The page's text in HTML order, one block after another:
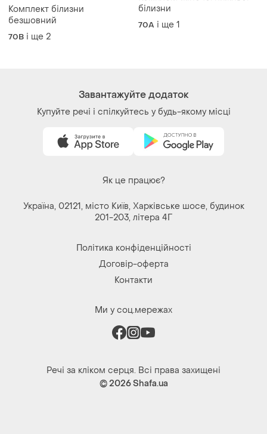
Завантажуйте додаток
Купуйте речі і спілкуйтесь у будь-якому місці
Як це працює?
Україна, 02121, місто Київ, Харківське шосе, будинок
201-203, літера 4Г
Політика конфіденційності
Контакти
© 2026Shafa.ua